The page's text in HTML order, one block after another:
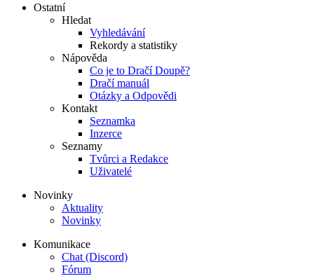
Ostatní
Hledat
Vyhledávání
Rekordy a statistiky
Nápověda
Co je to Dračí Doupě?
Dračí manuál
Otázky a Odpovědi
Kontakt
Seznamka
Inzerce
Seznamy
Tvůrci a Redakce
Uživatelé
Novinky
Aktuality
Novinky
Komunikace
Chat (Discord)
Fórum